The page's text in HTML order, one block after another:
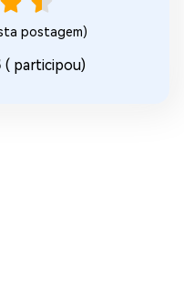
postagem)
( participou)